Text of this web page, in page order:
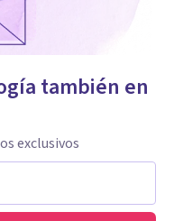
también en
exclusivos